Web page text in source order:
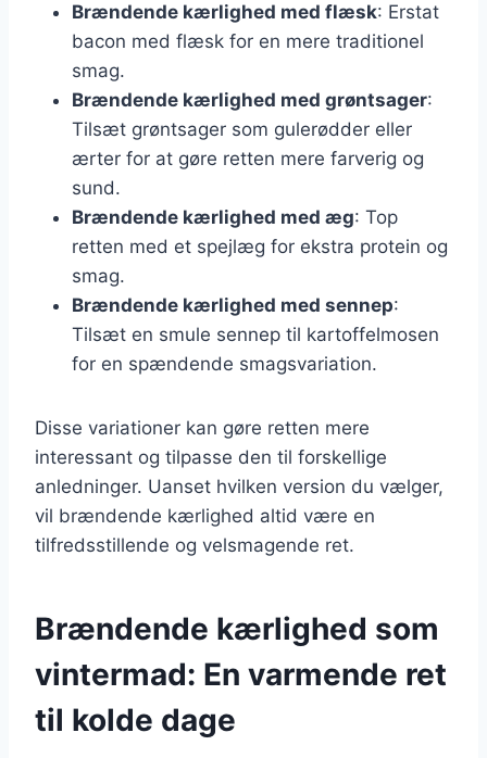
Brændende kærlighed med flæsk: Erstat
bacon med flæsk for en mere traditionel
smag.
Brændende kærlighed med grøntsager:
Tilsæt grøntsager som gulerødder eller
ærter for at gøre retten mere farverig og
sund.
Brændende kærlighed med æg: Top
retten med et spejlæg for ekstra protein og
smag.
Brændende kærlighed med sennep:
Tilsæt en smule sennep til kartoffelmosen
for en spændende smagsvariation.
Disse variationer kan gøre retten mere
interessant og tilpasse den til forskellige
anledninger. Uanset hvilken version du vælger,
vil brændende kærlighed altid være en
tilfredsstillende og velsmagende ret.
Brændende kærlighed som
vintermad: En varmende ret
til kolde dage